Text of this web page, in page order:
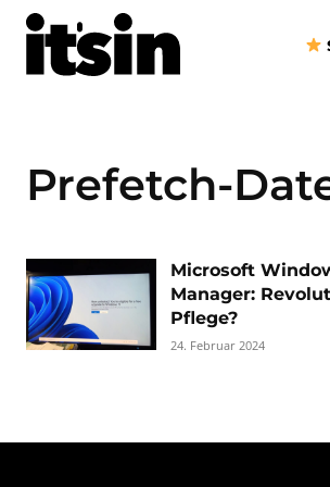
Prefetch-
Microsoft
Manager:
Pflege?
24. Februar 2024